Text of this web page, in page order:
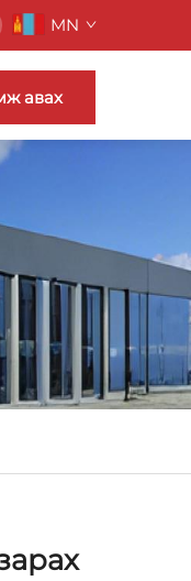
MN
авах